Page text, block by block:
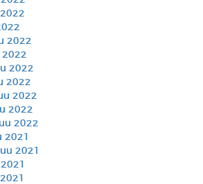
2022
2022
2022
2022
2022
2022
2022
2021
2021